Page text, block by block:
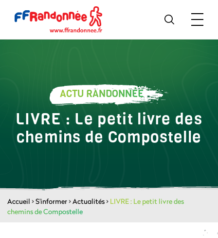
ACTU RANDONNÉE
LIVRE : Le petit livre des
chemins de Compostelle
Accueil >S'informer>Actualités> LIVRE : Le petit livre des
chemins de Compostelle